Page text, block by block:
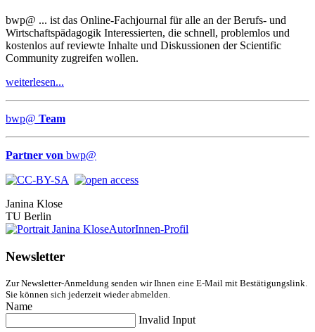
bwp@ ... ist das Online-Fachjournal für alle an der Berufs- und
Wirtschaftspädagogik Interessierten, die schnell, problemlos und
kostenlos auf reviewte Inhalte und Diskussionen der Scientific
Community zugreifen wollen.
weiterlesen...
bwp@ Team
Partner von bwp@
Janina Klose
TU Berlin
AutorInnen-Profil
Newsletter
Zur Newsletter-Anmeldung senden wir Ihnen eine E-Mail mit Bestätigungslink.
Sie können sich jederzeit wieder abmelden.
Name
Invalid Input